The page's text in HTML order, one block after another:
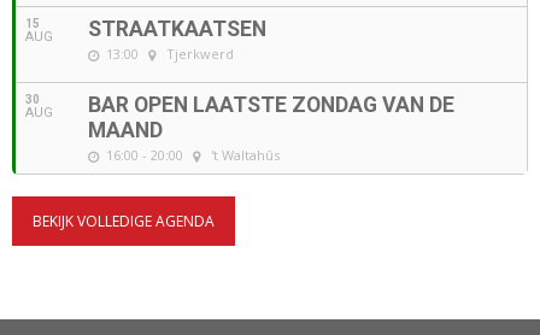
15
AUG STRAATKAATSEN
13:00 Tjerkwerd
30
AUG
BAR OPEN LAATSTE ZONDAG VAN DE
MAAND
16:00 - 20:00 't Waltahûs
BEKIJK VOLLEDIGE AGENDA